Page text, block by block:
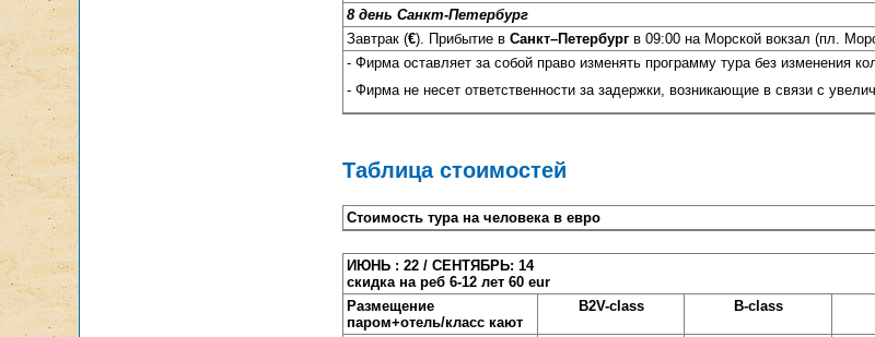
8 день Санкт-Петербург
Завтрак (€). Прибытие в Санкт–Петербург в 09:00 на Морской вокзал (пл.
- Фирма оставляет за собой право изменять программу тура без изменения
- Фирма не несет ответственности за задержки, возникающие в связи с
Таблица стоимостей
Стоимость тура на человека в евро
ИЮНЬ : 22 / СЕНТЯБРЬ: 14
скидка на реб 6-12 лет 60 eur
Размещение
паром+отель/класс кают
B2V-class B-class